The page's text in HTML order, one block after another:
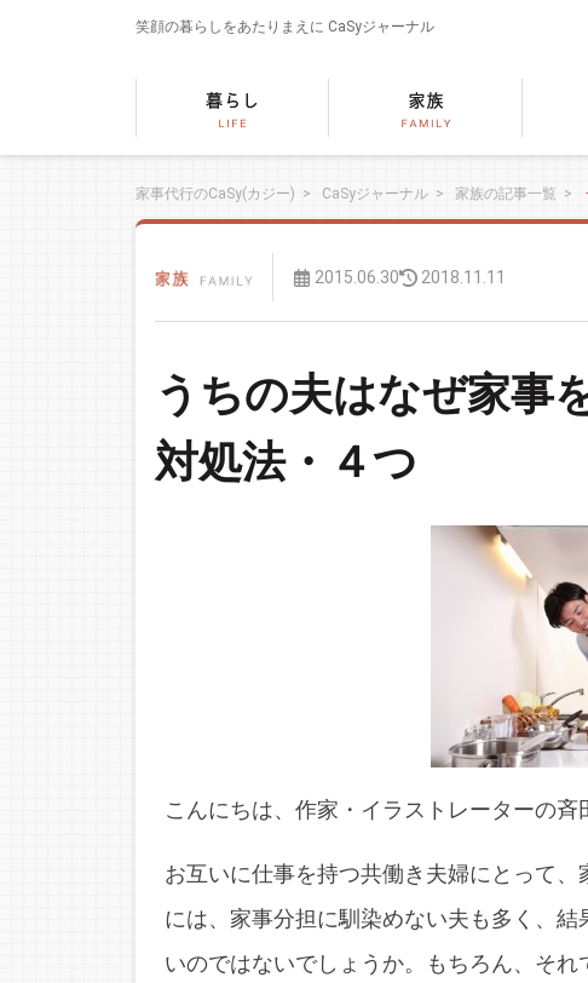
笑顔の暮らしをあたりまえに CaSyジャーナル
家事代行のCaSy(カジー) > CaSyジャーナル > 家族の記事一覧 >
2015.06.30 2018.11.11
うちの夫はなぜ家事
対処法・４つ
こんにちは、作家・イラストレーターの斉
お互いに仕事を持つ共働き夫婦にとって
には、家事分担に馴染めない夫も多く、
いのではないでしょうか。もちろん、そ